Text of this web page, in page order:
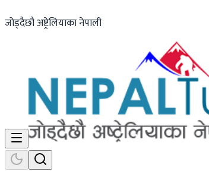
जोड्दैछौ अष्ट्रेलियाका नेपाली